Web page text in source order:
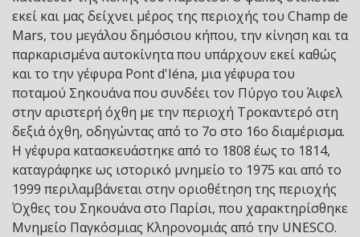
εκεί και μας δείχνει μέρος της περιοχής του Champ de
Mars, του μεγάλου δημόσιου κήπου, την κίνηση και τα
παρκαρισμένα αυτοκίνητα που υπάρχουν εκεί καθώς
και το την γέφυρα Pont d'Iéna, μια γέφυρα του
ποταμού Σηκουάνα που συνδέει τον Πύργο του Άιφελ
στην αριστερή όχθη με την περιοχή Τροκαντερό στη
δεξιά όχθη, οδηγώντας από το 7ο στο 16ο διαμέρισμα.
Η γέφυρα κατασκευάστηκε από το 1808 έως το 1814,
καταγράφηκε ως ιστορικό μνημείο το 1975 και από το
1999 περιλαμβάνεται στην οριοθέτηση της περιοχής
Όχθες του Σηκουάνα στο Παρίσι, που χαρακτηρίσθηκε
Μνημείο Παγκόσμιας Κληρονομιάς από την UNESCO.